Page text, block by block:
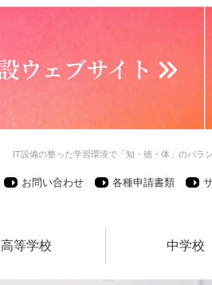
IT設備の整った学習環境で「知・徳・体」のバラ
お問い合わせ 各種申請書類
高等学校 中学校